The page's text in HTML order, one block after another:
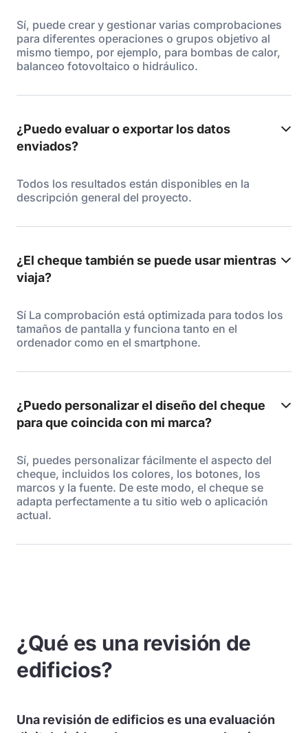
Sí, puede crear y gestionar varias comprobaciones
para diferentes operaciones o grupos objetivo al
mismo tiempo, por ejemplo, para bombas de calor,
balanceo fotovoltaico o hidráulico.
¿Puedo evaluar o exportar los datos
enviados?
Todos los resultados están disponibles en la
descripción general del proyecto.
¿El cheque también se puede usar mientras
viaja?
Sí La comprobación está optimizada para todos los
tamaños de pantalla y funciona tanto en el
ordenador como en el smartphone.
¿Puedo personalizar el diseño del cheque
para que coincida con mi marca?
Sí, puedes personalizar fácilmente el aspecto del
cheque, incluidos los colores, los botones, los
marcos y la fuente. De este modo, el cheque se
adapta perfectamente a tu sitio web o aplicación
actual.
¿Qué es una revisión de
edificios?
Una revisión de edificios es una evaluación